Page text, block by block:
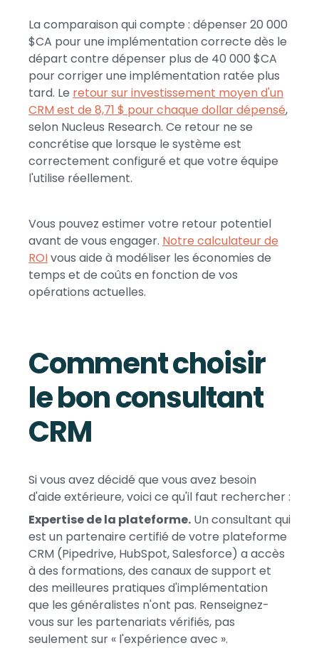
La comparaison qui compte : dépenser 20 000
$CA pour une implémentation correcte dès le
départ contre dépenser plus de 40 000 $CA
pour corriger une implémentation ratée plus
tard. Le retour sur investissement moyen d'un
CRM est de 8,71 $ pour chaque dollar dépensé,
selon Nucleus Research. Ce retour ne se
concrétise que lorsque le système est
correctement configuré et que votre équipe
l'utilise réellement.
Vous pouvez estimer votre retour potentiel
avant de vous engager. Notre calculateur de
ROIvous aide à modéliser les économies de
temps et de coûts en fonction de vos
opérations actuelles.
Comment choisir
le bon consultant
CRM
Si vous avez décidé que vous avez besoin
d'aide extérieure, voici ce qu'il faut rechercher :
Expertise de la plateforme. Un consultant qui
est un partenaire certifié de votre plateforme
CRM (Pipedrive, HubSpot, Salesforce) a accès
à des formations, des canaux de support et
des meilleures pratiques d'implémentation
que les généralistes n'ont pas. Renseignez-
vous sur les partenariats vérifiés, pas
seulement sur « l'expérience avec ».